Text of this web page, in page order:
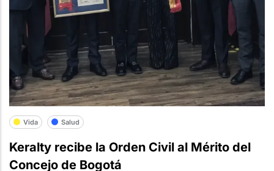
Vida Salud
Keralty recibe la Orden Civil al Mérito del
Concejo de Bogotá